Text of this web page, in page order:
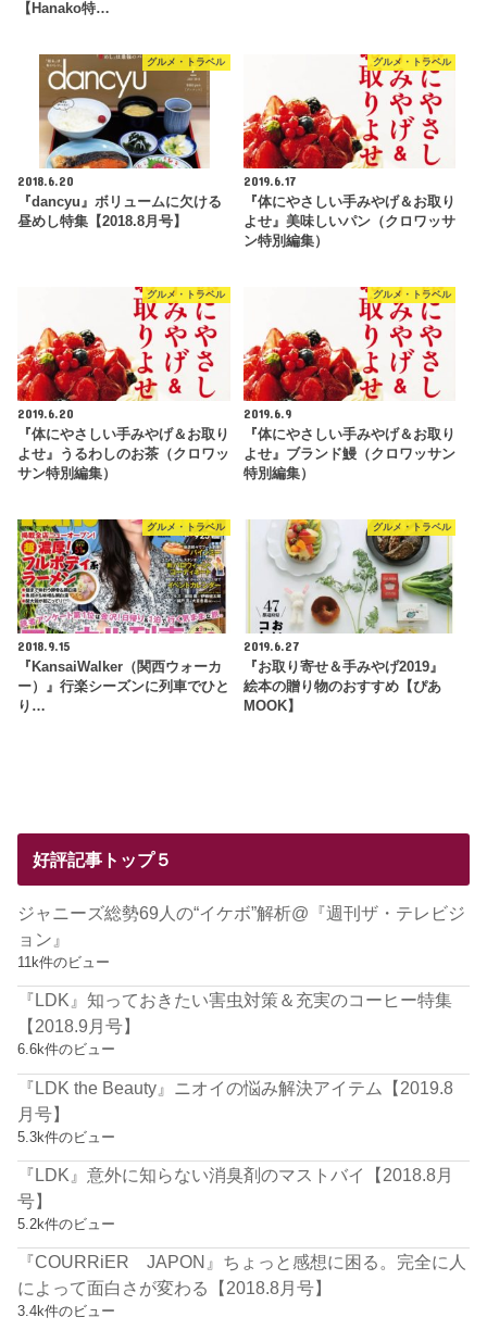
【Hanako特…
グルメ・トラベル
2018.6.20
『dancyu』ボリュームに欠ける
昼めし特集【2018.8月号】
グルメ・トラベル
2019.6.17
『体にやさしい手みやげ＆お取り
よせ』美味しいパン（クロワッサ
ン特別編集）
グルメ・トラベル
2019.6.20
『体にやさしい手みやげ＆お取り
よせ』うるわしのお茶（クロワッ
サン特別編集）
グルメ・トラベル
2019.6.9
『体にやさしい手みやげ＆お取り
よせ』ブランド鰻（クロワッサン
特別編集）
グルメ・トラベル
2018.9.15
『KansaiWalker（関西ウォーカ
ー）』行楽シーズンに列車でひと
り…
グルメ・トラベル
2019.6.27
『お取り寄せ＆手みやげ2019』
絵本の贈り物のおすすめ【ぴあ
MOOK】
好評記事トップ５
ジャニーズ総勢69人の“イケボ”解析@『週刊ザ・テレビジ
ョン』
11k件のビュー
『LDK』知っておきたい害虫対策＆充実のコーヒー特集
【2018.9月号】
6.6k件のビュー
『LDK the Beauty』ニオイの悩み解決アイテム【2019.8
月号】
5.3k件のビュー
『LDK』意外に知らない消臭剤のマストバイ【2018.8月
号】
5.2k件のビュー
『COURRiER JAPON』ちょっと感想に困る。完全に人
によって面白さが変わる【2018.8月号】
3.4k件のビュー